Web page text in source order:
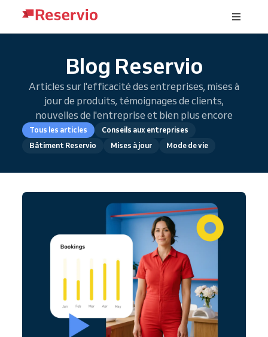
Blog Reservio
Articles sur l'efficacité des entreprises, mises à
jour de produits, témoignages de clients,
nouvelles de l'entreprise et bien plus encore
Tous les articles
Conseils aux entreprises
Bâtiment Reservio
Mises à jour Mode de vie